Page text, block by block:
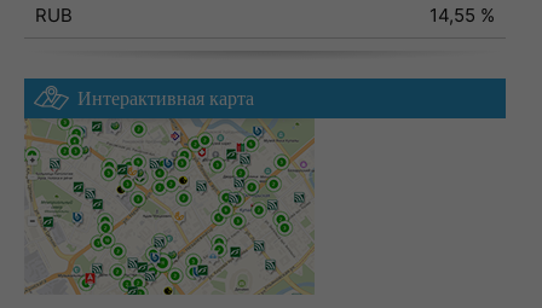
RUB
14,55 %
Интерактивная карта